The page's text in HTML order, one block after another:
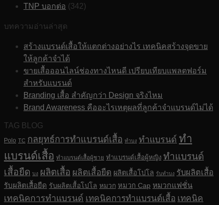
TNP บอกต่อ (342)
บทความอ่านล่าสุด
สร้างแบรนด์เสื้อให้แตกต่างอย่างไร เทคนิคสร้างจุดขาย
ให้ลูกค้าจำได้
ขายเสื้อออนไลน์ช่องทางไหนดี เปรียบเทียบแพลตฟอร์ม
สำหรับแบรนด์
Branding เสื้อ สำคัญกว่า Design จริงไหม
Brand Awareness คืออะไรเหตุผลที่ลูกค้าจำแบรนด์ไม่ได้
TAG BLOG
Polo TC กลยุทธ์การทำแบรนด์เสื้อ ทำบง ทำแบรนด์ ทำ
แบรนด์เสื้อ ทำแบรนด์เสื้อผู้ชาย ทำแบรนด์เสื้อผู้หญิง ทำแบรนด์
เสื้อยืด บง ผลิตเสื้อ ผลิตเสื้อยืด ผลิตเสื้อโปโล รับทำบง รับผลิตเสื้อ
รับผลิตเสื้อยืด รับผลิตเสื้อโปโล หมวก หมวก Cap หมวกแฟชั่น
เทคนิคการทำแบรนด์ เทคนิคการทำแบรนด์เสื้อ เทคนิค